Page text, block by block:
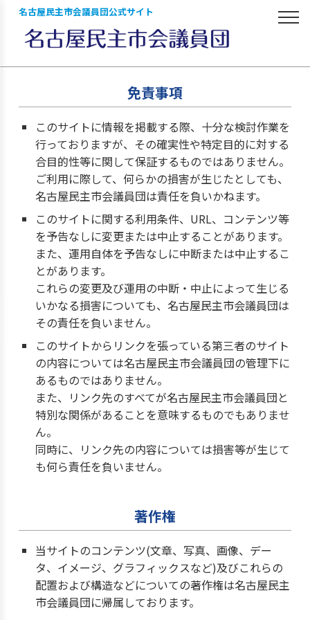
名古屋民主市会議員団公式サイト
免責事項
このサイトに情報を掲載する際、十分な検討作業を
行っておりますが、その確実性や特定目的に対する
合目的性等に関して保証するものではありません。
ご利用に際して、何らかの損害が生じたとしても、
名古屋民主市会議員団は責任を負いかねます。
このサイトに関する利用条件、URL、コンテンツ等
を予告なしに変更または中止することがあります。
また、運用自体を予告なしに中断または中止するこ
とがあります。
これらの変更及び運用の中断・中止によって生じる
いかなる損害についても、名古屋民主市会議員団は
その責任を負いません。
このサイトからリンクを張っている第三者のサイト
の内容については名古屋民主市会議員団の管理下に
あるものではありません。
また、リンク先のすべてが名古屋民主市会議員団と
特別な関係があることを意味するものでもありませ
ん。
同時に、リンク先の内容については損害等が生じて
も何ら責任を負いません。
著作権
当サイトのコンテンツ(文章、写真、画像、デー
タ、イメージ、グラフィックスなど)及びこれらの
配置および構造などについての著作権は名古屋民主
市会議員団に帰属しております。